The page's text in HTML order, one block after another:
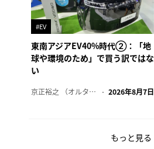
#EV
東南アジアEV40%時代②：「地
球や環境のため」で買う訳ではな
い
京正裕之 （オルタナ副編集長） 2026年8月7日
もっと見る